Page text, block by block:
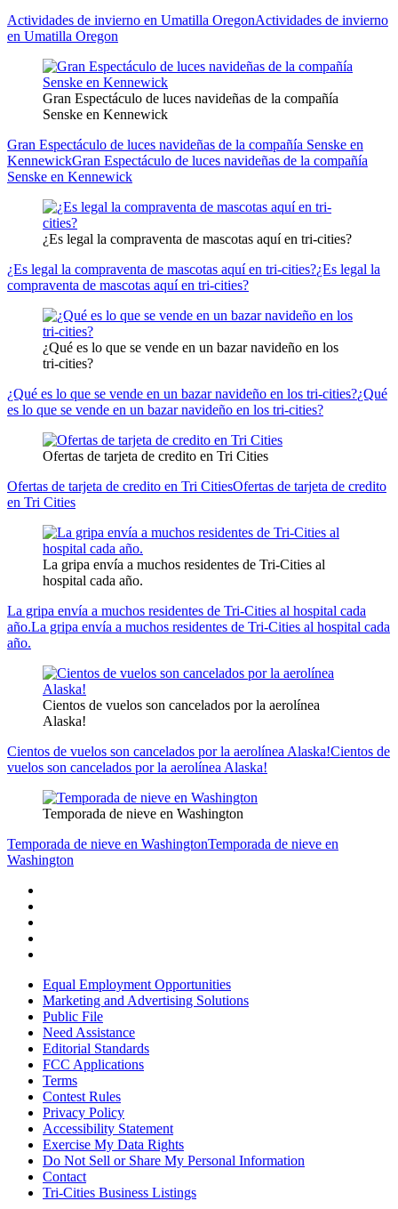
Actividades de invierno en Umatilla OregonActividades de invierno
en Umatilla Oregon
Gran Espectáculo de luces navideñas de la compañía
Senske en Kennewick
Gran Espectáculo de luces navideñas de la compañía Senske en
KennewickGran Espectáculo de luces navideñas de la compañía
Senske en Kennewick
¿Es legal la compraventa de mascotas aquí en tri-cities?
¿Es legal la compraventa de mascotas aquí en tri-cities?¿Es legal la
compraventa de mascotas aquí en tri-cities?
¿Qué es lo que se vende en un bazar navideño en los
tri-cities?
¿Qué es lo que se vende en un bazar navideño en los tri-cities?¿Qué
es lo que se vende en un bazar navideño en los tri-cities?
Ofertas de tarjeta de credito en Tri Cities
Ofertas de tarjeta de credito en Tri CitiesOfertas de tarjeta de credito
en Tri Cities
La gripa envía a muchos residentes de Tri-Cities al
hospital cada año.
La gripa envía a muchos residentes de Tri-Cities al hospital cada
año.La gripa envía a muchos residentes de Tri-Cities al hospital cada
año.
Cientos de vuelos son cancelados por la aerolínea
Alaska!
Cientos de vuelos son cancelados por la aerolínea Alaska!Cientos de
vuelos son cancelados por la aerolínea Alaska!
Temporada de nieve en Washington
Temporada de nieve en WashingtonTemporada de nieve en
Washington
Equal Employment Opportunities
Marketing and Advertising Solutions
Public File
Need Assistance
Editorial Standards
FCC Applications
Terms
Contest Rules
Privacy Policy
Accessibility Statement
Exercise My Data Rights
Do Not Sell or Share My Personal Information
Contact
Tri-Cities Business Listings